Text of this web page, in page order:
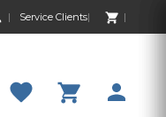
Service Clients
0 Produit 0,00
0 Produit 0,00 DH